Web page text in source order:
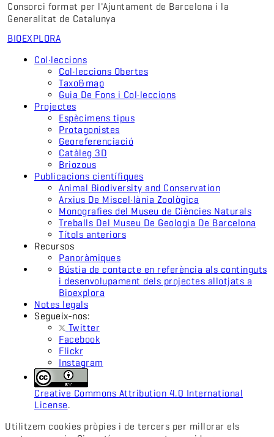
Consorci format per l'Ajuntament de Barcelona i la
Generalitat de Catalunya
BIOEXPLORA
Col·leccions
Col·leccions Obertes
Taxo&map
Guia De Fons i Col·leccions
Projectes
Espècimens tipus
Protagonistes
Georeferenciació
Catàleg 3D
Briozous
Publicacions científiques
Animal Biodiversity and Conservation
Arxius De Miscel·lània Zoològica
Monografies del Museu de Ciències Naturals
Treballs Del Museu De Geologia De Barcelona
Títols anteriors
Recursos
Panoràmiques
Bústia de contacte en referència als continguts
i desenvolupament dels projectes allotjats a
Bioexplora
Notes legals
Segueix-nos:
Twitter
Facebook
Flickr
Instagram
Creative Commons Attribution 4.0 International
License.
Utilitzem cookies pròpies i de tercers per millorar els